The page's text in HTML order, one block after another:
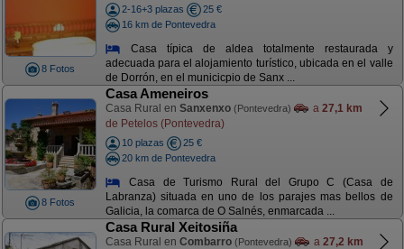
8 Fotos
2-16+3 plazas
25 €
16 km de Pontevedra
Casa típica de aldea totalmente restaurada y
adecuada para el alojamiento turístico, ubicada en el valle
de Dorrón, en el municicpio de Sanx ...
8 Fotos
Casa Ameneiros
Casa Rural en Sanxenxo (Pontevedra) a 27,1 km
de Petelos (Pontevedra)
10 plazas
25 €
20 km de Pontevedra
Casa de Turismo Rural del Grupo C (Casa de
Labranza) situada en uno de los parajes mas bellos de
Galicia, la comarca de O Salnés, enmarcada ...
Casa Rural Xeitosiña
Casa Rural en Combarro (Pontevedra) a 27,2 km